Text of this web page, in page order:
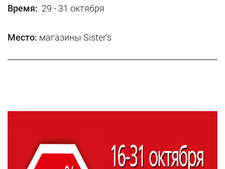
Время: 29 - 31 октября
Место: магазины Sister's